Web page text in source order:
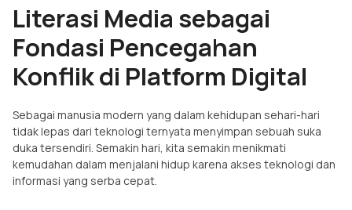
Literasi Media sebagai
Fondasi Pencegahan
Konflik di Platform Digital
Sebagai manusia modern yang dalam kehidupan sehari-hari
tidak lepas dari teknologi ternyata menyimpan sebuah suka
duka tersendiri. Semakin hari, kita semakin menikmati
kemudahan dalam menjalani hidup karena akses teknologi dan
informasi yang serba cepat.